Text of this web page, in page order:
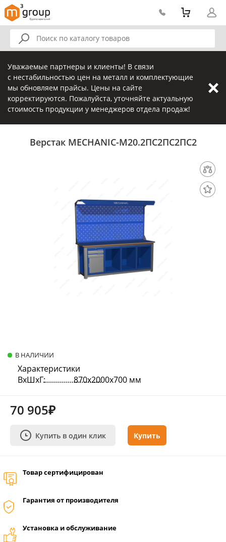
Уважаемые партнеры и клиенты! В связи
с нестабильностью цен на металл и комплектующие
мы обновляем прайсы. Цены на сайте
корректируются. Пожалуйста, уточняйте актуальную
стоимость продукции у менеджеров отдела продаж!
Верстак MECHANIC-М20.2ПС2ПС2ПС2
В НАЛИЧИИ
Характеристики
ВхШхГ:
870х2000х700 мм
70 905₽
Купить в один клик Купить
Товар сертифицирован
Гарантия от производителя
Установка и обслуживание